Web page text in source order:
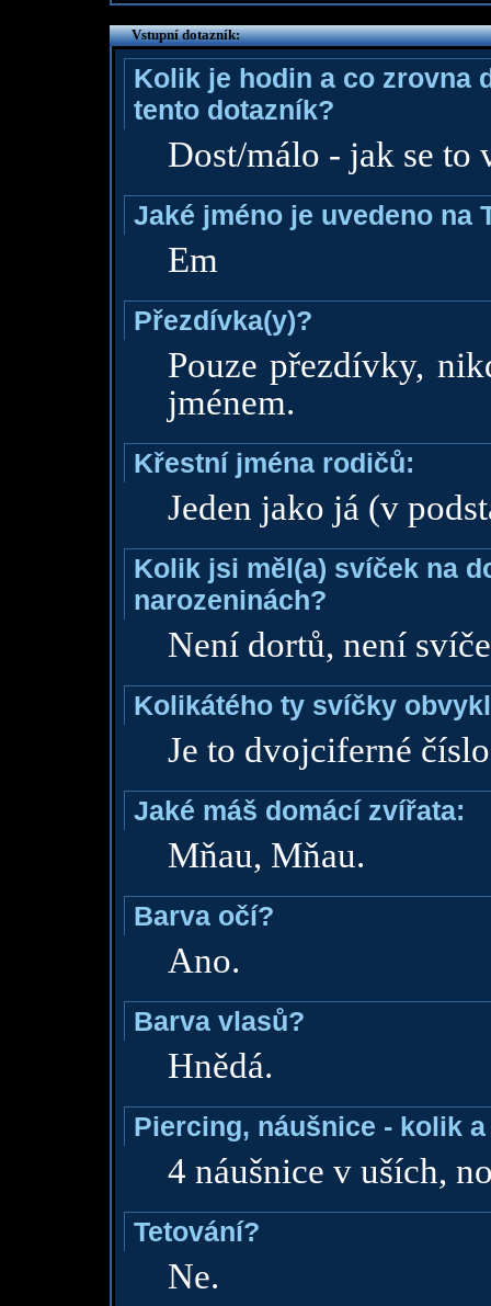
Vstupní dotazník:
Kolik je hodin a co zrovna
tento dotazník?
Dost/málo - jak se to
Jaké jméno je uvedeno na
Em
Přezdívka(y)?
Pouze přezdívky,
jménem.
Křestní jména rodičů:
Jeden jako já (v
Kolik jsi měl(a) svíček na
narozeninách?
Není dortů, není
Kolikátého ty svíčky
Je to dvojciferné
Jaké máš domácí zvířata:
Mňau, Mňau.
Barva očí?
Ano.
Barva vlasů?
Hnědá.
Piercing, náušnice - kolik
4 náušnice v uších,
Tetování?
Ne.